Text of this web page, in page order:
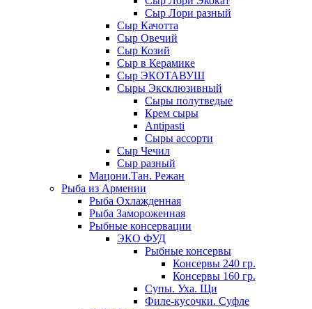
Сыр Лори разный
Сыр Качотта
Сыр Овечий
Сыр Козий
Сыр в Керамике
Сыр ЭКОТАВУШ
Сыры Эксклюзивный
Сыры полутведые
Крем сыры
Antipasti
Сыры ассорти
Сыр Чечил
Сыр разный
Мацони.Тан. Режан
Рыба из Армении
Рыба Охлажденная
Рыба Замороженная
Рыбные консервации
ЭКО ФУД
Рыбные консервы
Консервы 240 гр.
Консервы 160 гр.
Супы. Уха. Щи
Филе-кусочки. Суфле